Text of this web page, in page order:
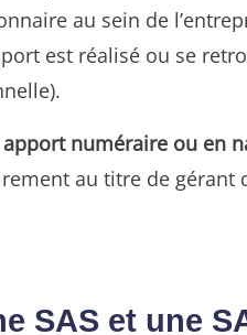
au sein de
est réalisé ou se
numéraire ou en
au titre de gérant
SAS et une